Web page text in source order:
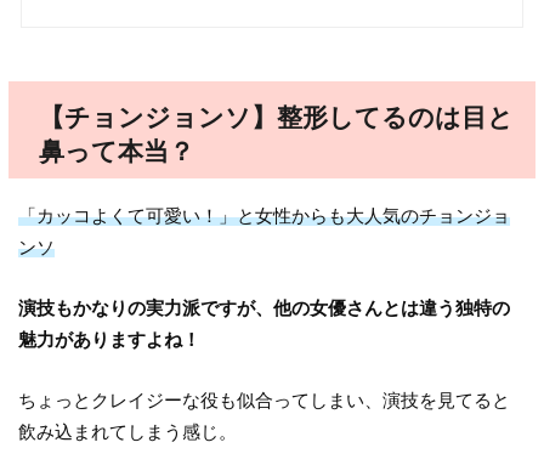
【チョンジョンソ】整形してるのは目と
鼻って本当？
「カッコよくて可愛い！」と女性からも大人気のチョンジョ
ンソ
演技もかなりの実力派ですが、他の女優さんとは違う独特の
魅力がありますよね！
ちょっとクレイジーな役も似合ってしまい、演技を見てると
飲み込まれてしまう感じ。